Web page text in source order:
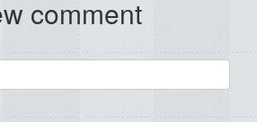
comment